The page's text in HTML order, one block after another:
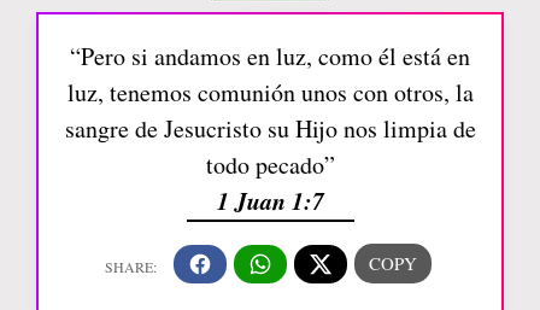
“Pero si andamos en luz, como él está en
luz, tenemos comunión unos con otros, la
sangre de Jesucristo su Hijo nos limpia de
todo pecado”
1 Juan 1:7